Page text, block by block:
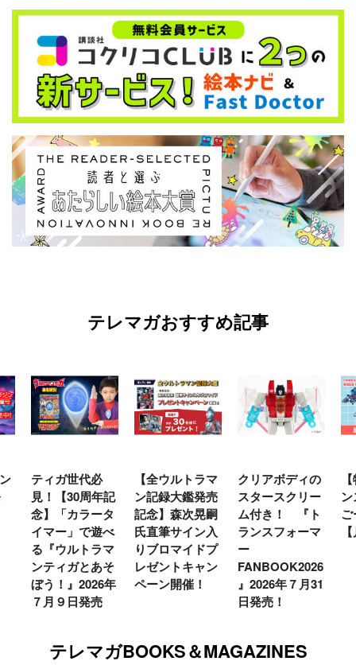
テレマガおすすめ記事
必
年記
ータ
遊べ
ラマ
あそ
年
【全ウルトラマ
ン記録大鑑発売
記念】森次晃嗣
氏直筆サイン入
りブロマイドプ
レゼントキャン
ペーン開催！
クリアボディの
スタースクリー
ム付き！ 『ト
ランスフォーマ
ー
FANBOOK2026
』2026年７月31
【特別編】トラ
ンスフォーマー
ごー！ごー！
【月イチ更新】
テレマガBOOKS＆MAGAZINES